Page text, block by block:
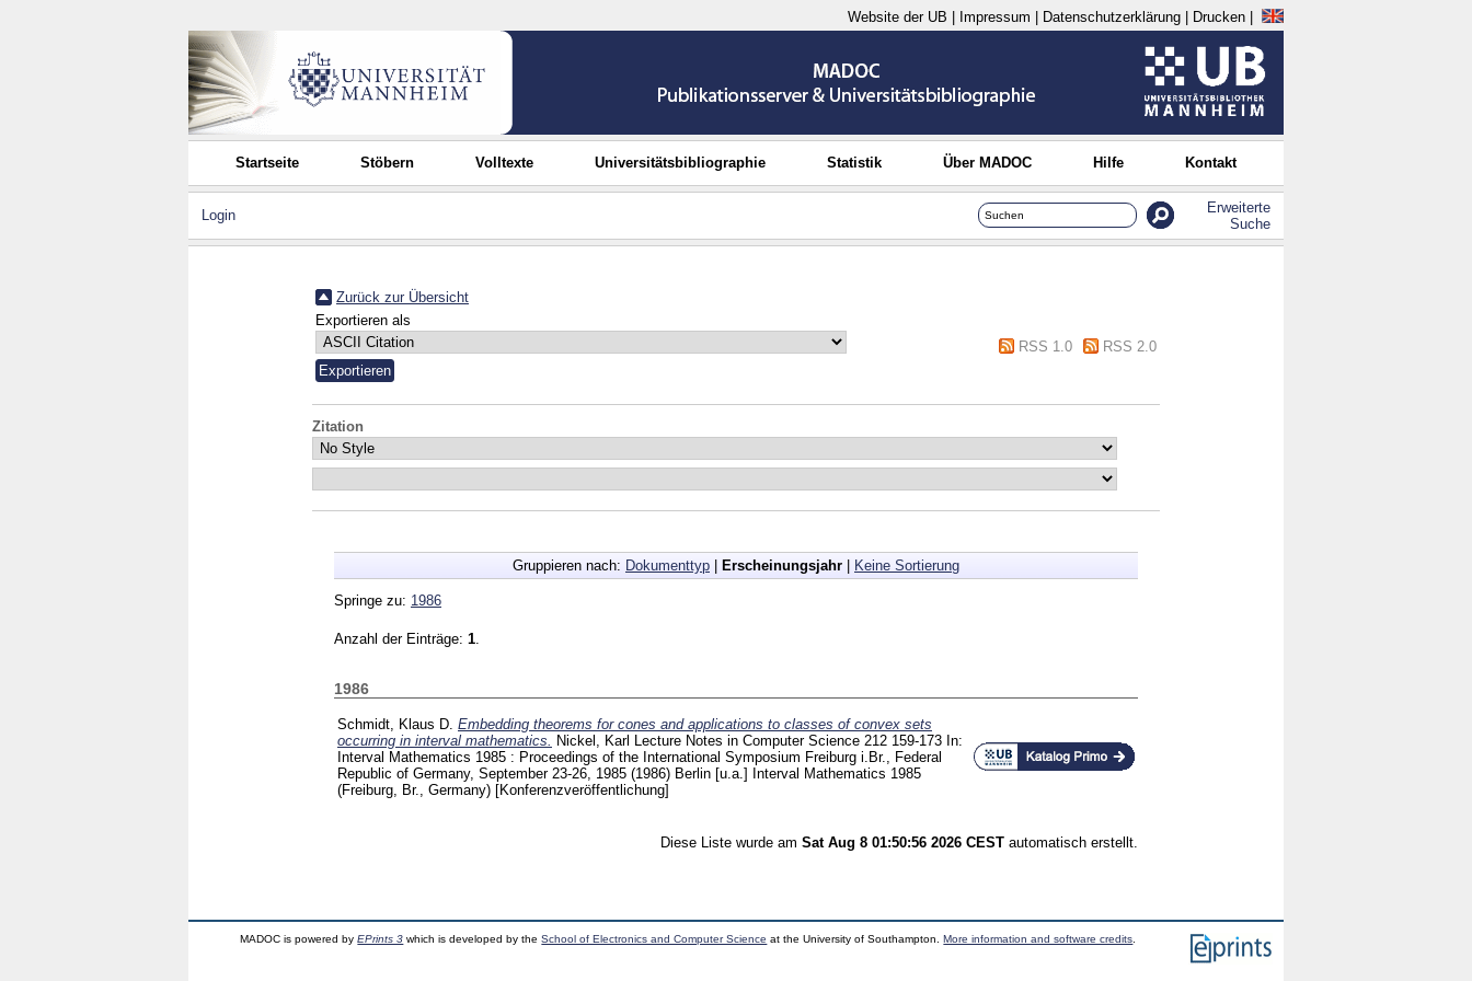
Website der UB Impressum Datenschutzerklärung Drucken
Startseite Stöbern Volltexte Universitätsbibliographie Statistik Über MADOC Hilfe Kontakt
Login
Erweiterte
Suche
Zurück zur Übersicht
Exportieren als
RSS 1.0
RSS 2.0
Zitation
Gruppieren nach: Dokumenttyp Erscheinungsjahr Keine Sortierung
Springe zu: 1986
Anzahl der Einträge: 1
1986
Schmidt, Klaus D. Embedding theorems for cones and applications to classes of convex sets
occurring in interval mathematics.
Nickel, Karl Lecture Notes in Computer Science 212 159-173 In:
Interval Mathematics 1985 : Proceedings of the International Symposium Freiburg i.Br., Federal
Republic of Germany, September 23-26, 1985 (1986) Berlin [u.a.]
Interval Mathematics 1985
(Freiburg, Br., Germany) [Konferenzveröffentlichung]
Diese Liste wurde am Sat Aug 8 01:50:56 2026 CEST automatisch erstellt.
MADOC is powered byEPrints 3 which is developed by theSchool of Electronics and Computer Science at the University of Southampton.More information and software credits